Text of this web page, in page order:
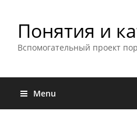
Понятия и
Вспомогательный проект
Menu